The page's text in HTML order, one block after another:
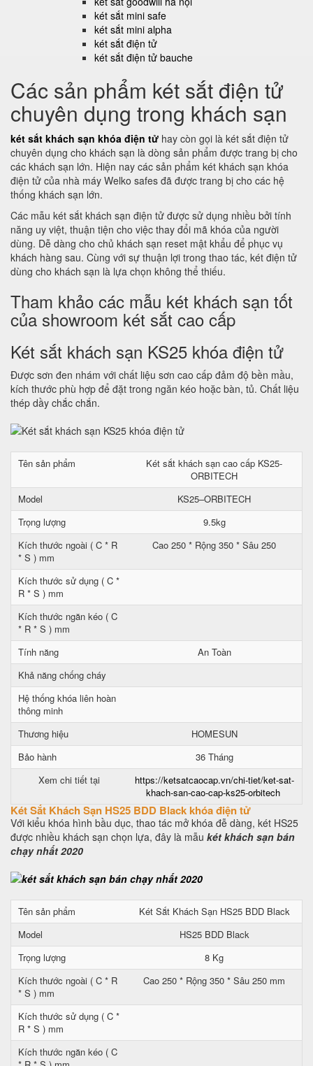
két sắt mini safe
két sắt mini alpha
két sắt điện tử
két sắt điện tử bauche
Các sản phẩm két sắt điện tử
chuyên dụng trong khách sạn
két sắt khách sạn khóa điện tử hay còn gọi là két sắt điện tử
chuyên dụng cho khách sạn là dòng sản phẩm được trang bị cho
các khách sạn lớn. Hiện nay các sản phẩm két khách sạn khóa
điện tử của nhà máy Welko safes đã được trang bị cho các hệ
thống khách sạn lớn.
Các mẫu két sắt khách sạn điện tử được sử dụng nhiều bởi tính
năng uy việt, thuận tiện cho việc thay đổi mã khóa của người
dùng. Dễ dàng cho chủ khách sạn reset mật khẩu để phục vụ
khách hàng sau. Cùng với sự thuận lợi trong thao tác, két điện tử
dùng cho khách sạn là lựa chọn không thể thiếu.
Tham khảo các mẫu két khách sạn tốt
của showroom két sắt cao cấp
Két sắt khách sạn KS25 khóa điện tử
Được sơn đen nhám với chất liệu sơn cao cấp đảm độ bền mầu,
kích thước phù hợp để đặt trong ngăn kéo hoặc bàn, tủ. Chất liệu
thép dầy chắc chắn.
Tên sản phẩm
Két sắt khách sạn cao cấp KS25-
ORBITECH
Model
KS25–ORBITECH
Trọng lượng
9.5kg
Kích thước ngoài ( C * R
* S ) mm
Cao 250 * Rộng 350 * Sâu 250
Kích thước sử dụng ( C *
R * S ) mm
Kích thước ngăn kéo ( C
* R * S ) mm
Tính năng
An Toàn
Khả năng chống cháy
Hệ thống khóa liên hoàn
thông minh
Thương hiệu
HOMESUN
Bảo hành
36 Tháng
Xem chi tiết tại
https://ketsatcaocap.vn/chi-tiet/ket-sat-
khach-san-cao-cap-ks25-orbitech
Két Sắt Khách Sạn HS25 BDD Black khóa điện tử
Với kiểu khóa hình bầu dục, thao tác mở khóa đễ dàng, két HS25
được nhiều khách sạn chọn lựa, đây là mẫu két khách sạn bán
chạy nhất 2020
Tên sản phẩm
Két Sắt Khách Sạn HS25 BDD Black
Model
HS25 BDD Black
Trọng lượng
8 Kg
Kích thước ngoài ( C * R
* S ) mm
Cao 250 * Rộng 350 * Sâu 250 mm
Kích thước sử dụng ( C *
R * S ) mm
Kích thước ngăn kéo ( C